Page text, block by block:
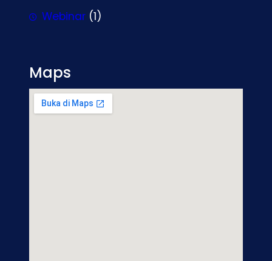
Webinar (1)
Maps